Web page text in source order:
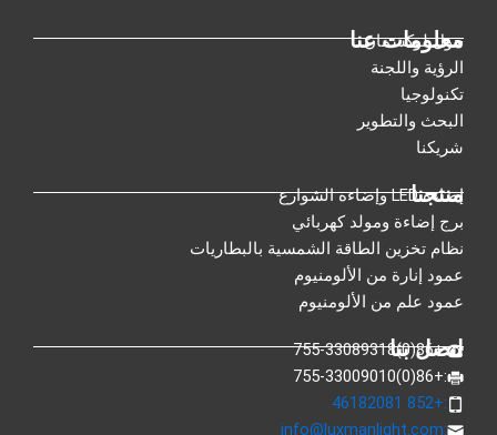
معلومات عنا
حول لوكسمان
الرؤية واللجنة
تكنولوجيا
البحث والتطوير
شريكنا
منتجنا
إضاءة LED وإضاءة الشوارع
برج إضاءة ومولد كهربائي
نظام تخزين الطاقة الشمسية بالبطاريات
عمود إنارة من الألومنيوم
عمود علم من الألومنيوم
اتصل بنا
:+86(0)755-33089318
:+86(0)755-33009010
:+852 46182081
:
info@luxmanlight.com